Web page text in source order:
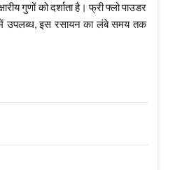
गुणों को दर्शाता है। फ्री फ्लो पाउडर
इस रसायन का लंबे समय तक